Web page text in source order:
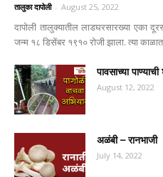
तालुका दापोली - August 25, 2022
दापोली तालुक्यातील लाडघरसारख्या एका
जन्म १८ डिसेंबर १९१० रोजी झाला. त्या
पावसाच्या
August 12, 2022
अळंबी – रानभाजी
July 14, 2022